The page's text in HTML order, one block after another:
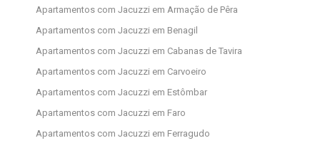
Apartamentos com Jacuzzi em Armação de Pêra
Apartamentos com Jacuzzi em Benagil
Apartamentos com Jacuzzi em Cabanas de Tavira
Apartamentos com Jacuzzi em Carvoeiro
Apartamentos com Jacuzzi em Estômbar
Apartamentos com Jacuzzi em Faro
Apartamentos com Jacuzzi em Ferragudo